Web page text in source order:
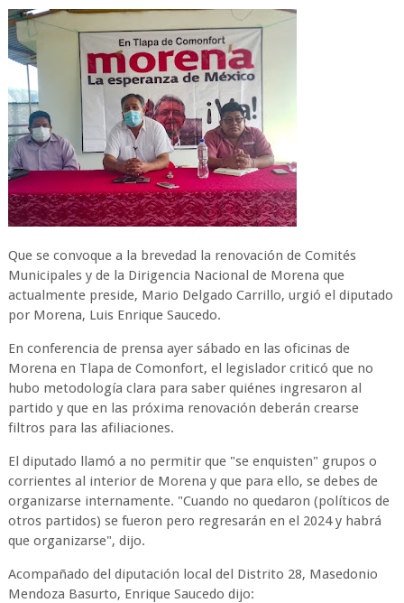
Que se convoque a la brevedad la renovación de Comités
Municipales y de la Dirigencia Nacional de Morena que
actualmente preside, Mario Delgado Carrillo, urgió el diputado
por Morena, Luis Enrique Saucedo.
En conferencia de prensa ayer sábado en las oficinas de
Morena en Tlapa de Comonfort, el legislador criticó que no
hubo metodología clara para saber quiénes ingresaron al
partido y que en las próxima renovación deberán crearse
filtros para las afiliaciones.
El diputado llamó a no permitir que "se enquisten" grupos o
corrientes al interior de Morena y que para ello, se debes de
organizarse internamente. "Cuando no quedaron (políticos de
otros partidos) se fueron pero regresarán en el 2024 y habrá
que organizarse", dijo.
Acompañado del diputación local del Distrito 28, Masedonio
Mendoza Basurto, Enrique Saucedo dijo: